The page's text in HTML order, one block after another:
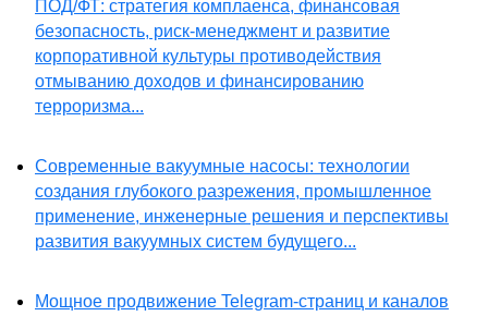
ПОД/ФТ: стратегия комплаенса, финансовая
безопасность, риск-менеджмент и развитие
корпоративной культуры противодействия
отмыванию доходов и финансированию
терроризма...
Современные вакуумные насосы: технологии
создания глубокого разрежения, промышленное
применение, инженерные решения и перспективы
развития вакуумных систем будущего...
Мощное продвижение Telegram-страниц и каналов